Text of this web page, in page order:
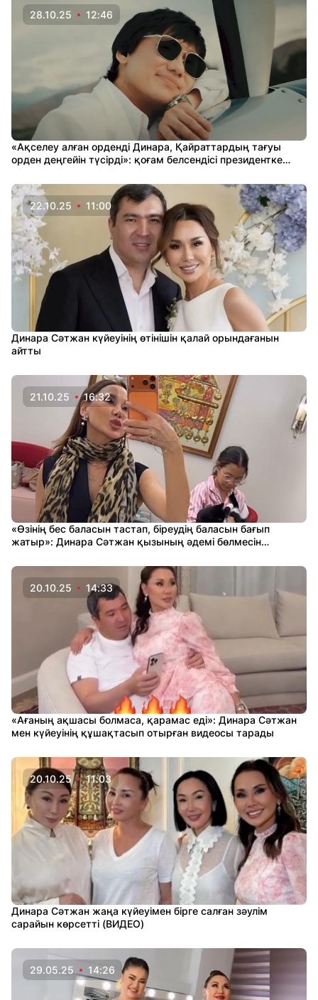
28.10.25 12:46
«Ақселеу алған орденді Динара, Қайраттардың тағуы
орден деңгейін түсірді»: қоғам белсендісі президентке
22.10.25 11:00
Динара Сәтжан күйеуінің өтінішін қалай орындағанын
айтты
21.10.25 16:32
«Өзінің бес баласын тастап, біреудің баласын бағып
жатыр»: Динара Сәтжан қызының әдемі бөлмесін
20.10.25 14:33
«Ағаның ақшасы болмаса, қарамас еді»: Динара Сәтжан
мен күйеуінің құшақтасып отырған видеосы тарады
20.10.25 11:03
Динара Сәтжан жаңа күйеуімен бірге салған зәулім
сарайын көрсетті (ВИДЕО)
29.05.25 14:26